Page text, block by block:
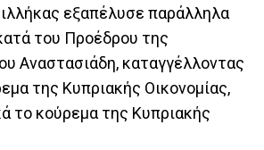
εξαπέλυσε παράλληλα
του Προέδρου της
Αναστασιάδη, καταγγέλλοντας
της Κυπριακής Οικονομίας,
το κούρεμα της Κυπριακής